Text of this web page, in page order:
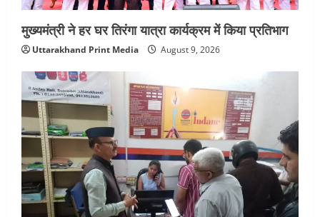
4 August 7, 2026
5
UTTARAKHAND NEWS
जिलाधिकारी/जिला निर्वाचन अधिकारी ने
सहसपुर विधानसभा क्षेत्र के पोलिंग बूथों का
निरीक्षण कर एसआईआर आपत्ति निस्तारण
शिविर की व्यवस्थाओं का लिया जायजा
August 6, 2026
मुख्यमंत्री ने हर घर तिरंगा यात्रा कार्यक्रम में किया प्रतिभाग
Uttarakhand Print Media August 9, 2026